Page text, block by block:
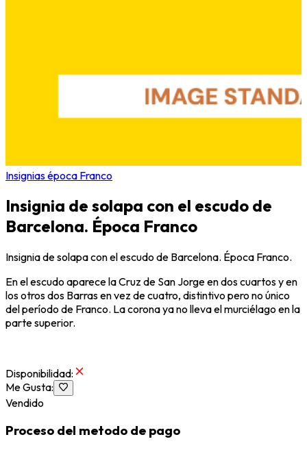
Insignias época Franco
Insignia de solapa con el escudo de
Barcelona. Época Franco
Insignia de solapa con el escudo de Barcelona. Época Franco.
En el escudo aparece la Cruz de San Jorge en dos cuartos y en
los otros dos Barras en vez de cuatro, distintivo pero no único
del período de Franco. La corona ya no lleva el murciélago en la
parte superior.
Disponibilidad:
Me Gusta:
Vendido
Proceso del metodo de pago